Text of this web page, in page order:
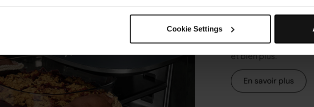
Cookie Settings
Des
produit ?
Dépannage,
et bien plus.
En savoir plus